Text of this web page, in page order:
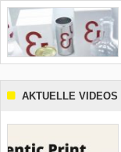
AKTUELLE VIDEOS